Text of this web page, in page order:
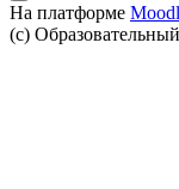
На платформе
(c)